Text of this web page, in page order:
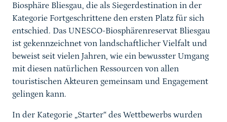
Biosphäre Bliesgau, die als Siegerdestination in der
Kategorie Fortgeschrittene den ersten Platz für sich
entschied. Das UNESCO-Biosphärenreservat Bliesgau
ist gekennzeichnet von landschaftlicher Vielfalt und
beweist seit vielen Jahren, wie ein bewusster Umgang
mit diesen natürlichen Ressourcen von allen
touristischen Akteuren gemeinsam und Engagement
gelingen kann.
In der Kategorie „Starter“ des Wettbewerbs wurden